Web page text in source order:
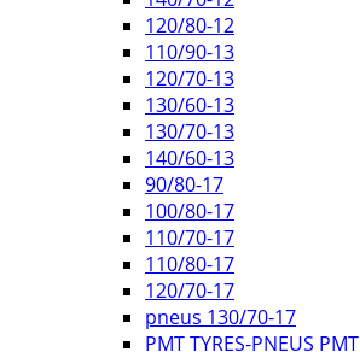
120/80-12
110/90-13
120/70-13
130/60-13
130/70-13
140/60-13
90/80-17
100/80-17
110/70-17
110/80-17
120/70-17
pneus 130/70-17
PMT TYRES-PNEUS PMT